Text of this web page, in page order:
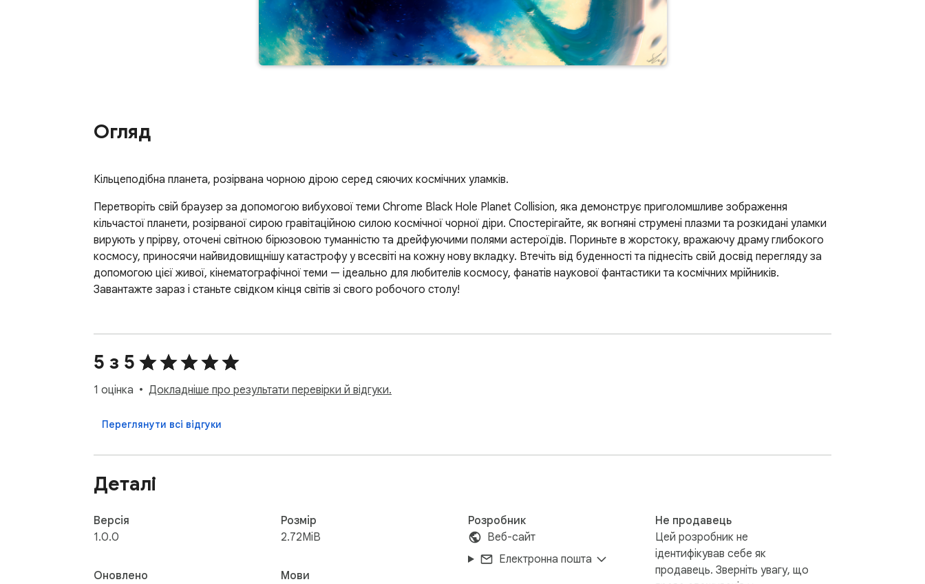
Огляд
Кільцеподібна планета, розірвана чорною дірою серед сяючих космічних уламків.
Перетворіть свій браузер за допомогою вибухової теми Chrome Black Hole Planet Collision, яка демонструє приголомшливе зображення
кільчастої планети, розірваної сирою гравітаційною силою космічної чорної діри. Спостерігайте, як вогняні струмені плазми та розкидані уламки
вирують у прірву, оточені світною бірюзовою туманністю та дрейфуючими полями астероїдів. Пориньте в жорстоку, вражаючу драму глибокого
космосу, приносячи найвидовищнішу катастрофу у всесвіті на кожну нову вкладку. Втечіть від буденності та піднесіть свій досвід перегляду за
допомогою цієї живої, кінематографічної теми — ідеально для любителів космосу, фанатів наукової фантастики та космічних мрійників.
Завантажте зараз і станьте свідком кінця світів зі свого робочого столу!
5 з 5
1 оцінка Докладніше про результати перевірки й відгуки.
Переглянути всі відгуки
Деталі
Версія
1.0.0
Оновлено
Розмір
2.72MiB
Мови
Розробник
Веб-сайт
Електронна пошта
Не продавець
Цей розробник не
ідентифікував себе як
продавець. Зверніть увагу, що